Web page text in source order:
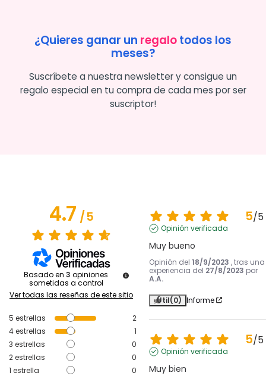
¿Quieres ganar un regalotodos los
meses?
Suscríbete a nuestra newsletter y consigue un
regalo especial en tu compra de cada mes por ser
suscriptor!
4.7/5
Basado en 3 opiniones
sometidas a control
Ver todas las reseñas de este sitio
5 estrellas
2
4estrellas
1
3 estrellas
0
2estrellas
0
1 estrella 0
5/5
Opinión verificada
Muy bueno
Opinión del 18/9/2023 , tras una
experiencia del 27/8/2023 por
A.A.
Útil(0) Informe
5/5
Opinión verificada
Muy bien